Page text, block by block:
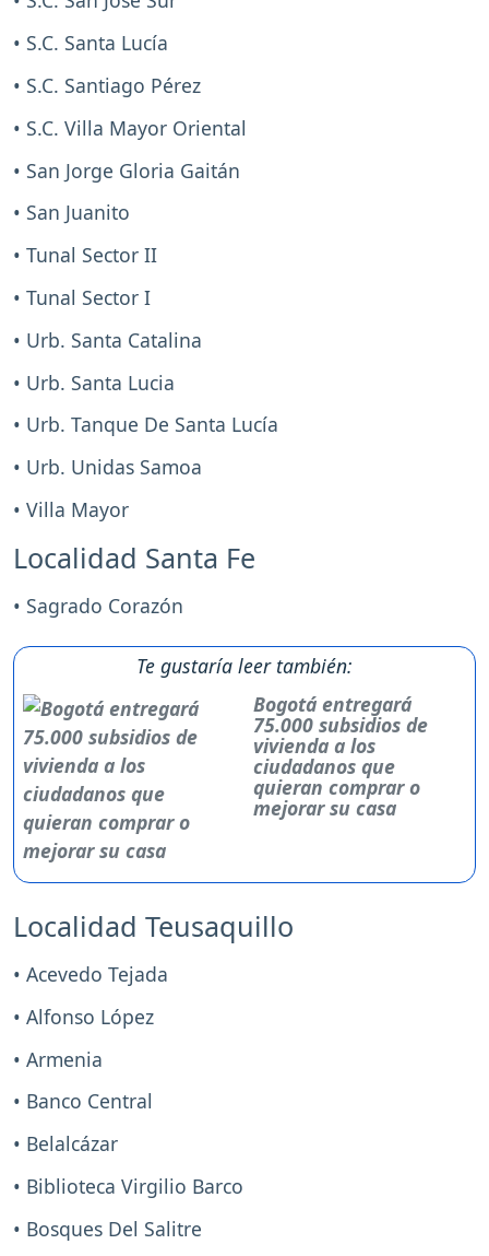
• S.C. Santa Lucía
• S.C. Santiago Pérez
• S.C. Villa Mayor Oriental
• San Jorge Gloria Gaitán
• San Juanito
• Tunal Sector II
• Tunal Sector I
• Urb. Santa Catalina
• Urb. Santa Lucia
• Urb. Tanque De Santa Lucía
• Urb. Unidas Samoa
• Villa Mayor
Localidad Santa Fe
• Sagrado Corazón
Te gustaría leer también:
Bogotá entregará
75.000 subsidios de
vivienda a los
ciudadanos que
quieran comprar o
mejorar su casa
Localidad Teusaquillo
• Acevedo Tejada
• Alfonso López
• Armenia
• Banco Central
• Belalcázar
• Biblioteca Virgilio Barco
• Bosques Del Salitre